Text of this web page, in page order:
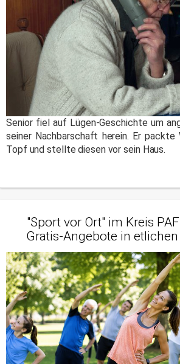
Senior fiel auf Lügen-Geschichte um
seiner Nachbarschaft herein. Er packte
Topf und stellte diesen vor sein Haus.
"Sport vor Ort" im Kreis
Gratis-Angebote in